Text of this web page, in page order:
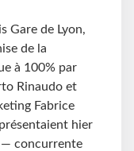
Gare de Lyon,
de la
à 100% par
Rinaudo et
Fabrice
hier
— concurrente